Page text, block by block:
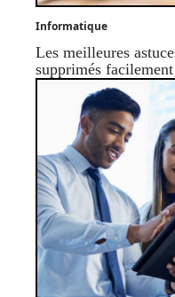
Informatique
Les meilleures
supprimés facilement